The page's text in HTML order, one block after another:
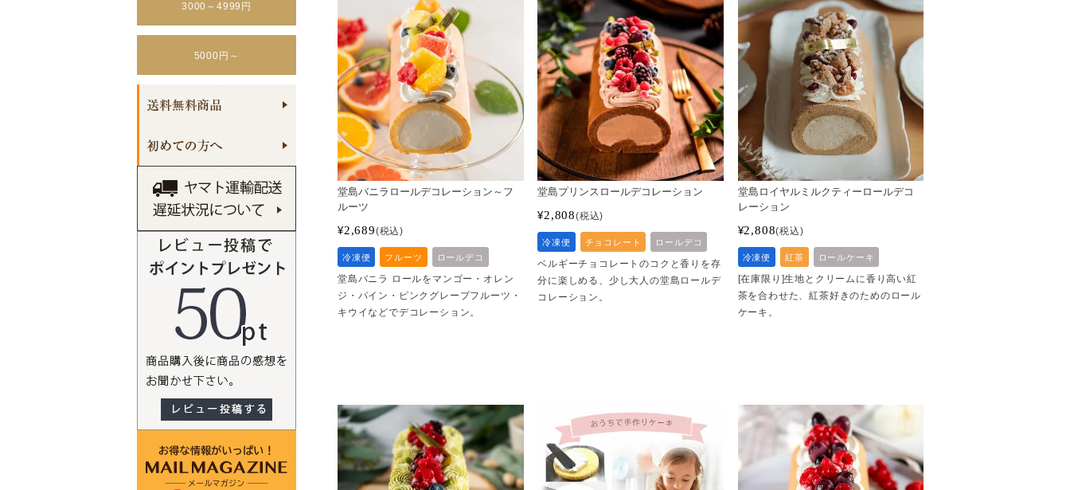
3000～4999円
5000円～
堂島バニラロールデコレーション～フ
ルーツ
¥2,689 税込
冷凍便 フルーツ ロールデコ
堂島バニラ ロールをマンゴー・オレン
ジ・パイン・ピンクグレープフルーツ・
キウイなどでデコレーション。
堂島プリンスロールデコレーション
¥2,808 税込
冷凍便 チョコレート ロールデコ
ベルギーチョコレートのコクと香りを存
分に楽しめる、少し大人の堂島ロールデ
コレーション。
堂島ロイヤルミルクティーロールデコ
レーション
¥2,808 税込
冷凍便 紅茶 ロールケーキ
[在庫限り]生地とクリームに香り高い紅
茶を合わせた、紅茶好きのためのロール
ケーキ。